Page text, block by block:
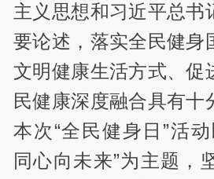
主义思想和习近平总书
要论述，落实全民健身
文明健康生活方式、促
民健康深度融合具有十
本次“全民健身日”活
同心向未来”为主题，